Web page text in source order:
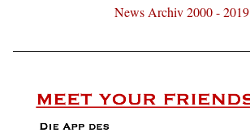
News Archiv 2000 - 2019